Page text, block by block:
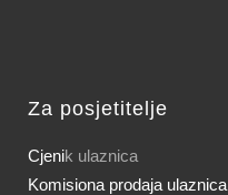
Za posjetitelje
Cjenik ulaznica
Komisiona prodaja ulaznica